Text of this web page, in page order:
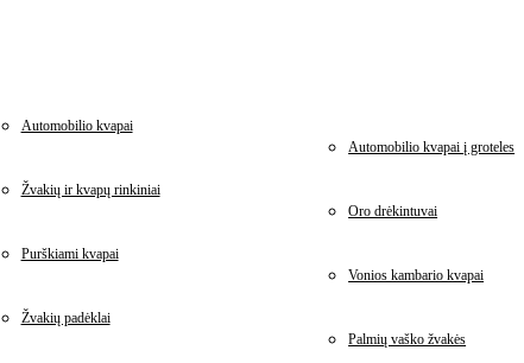
Automobilio kvapai
Automobilio kvapai į groteles
Žvakių ir kvapų rinkiniai
Oro drėkintuvai
Purškiami kvapai
Vonios kambario kvapai
Žvakių padėklai
Palmių vaško žvakės